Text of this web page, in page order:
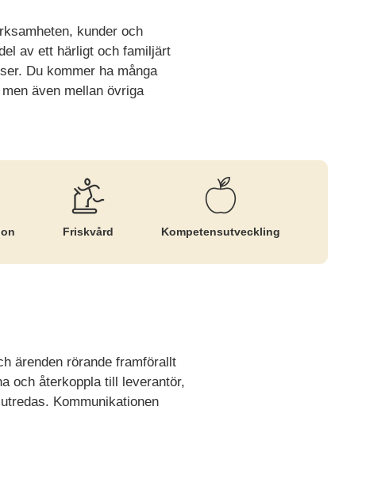
kunder och
av ett härligt och familjärt
Du kommer ha många
även mellan övriga
Friskvård Kompetens­utveckling
ärenden rörande framförallt
och återkoppla till leverantör,
Kommunikationen